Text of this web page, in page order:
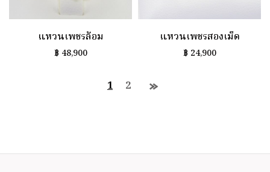
แหวนเพชรล้อม
฿ 48,900
แหวนเพชรสองเม็ด
฿ 24,900
1 2